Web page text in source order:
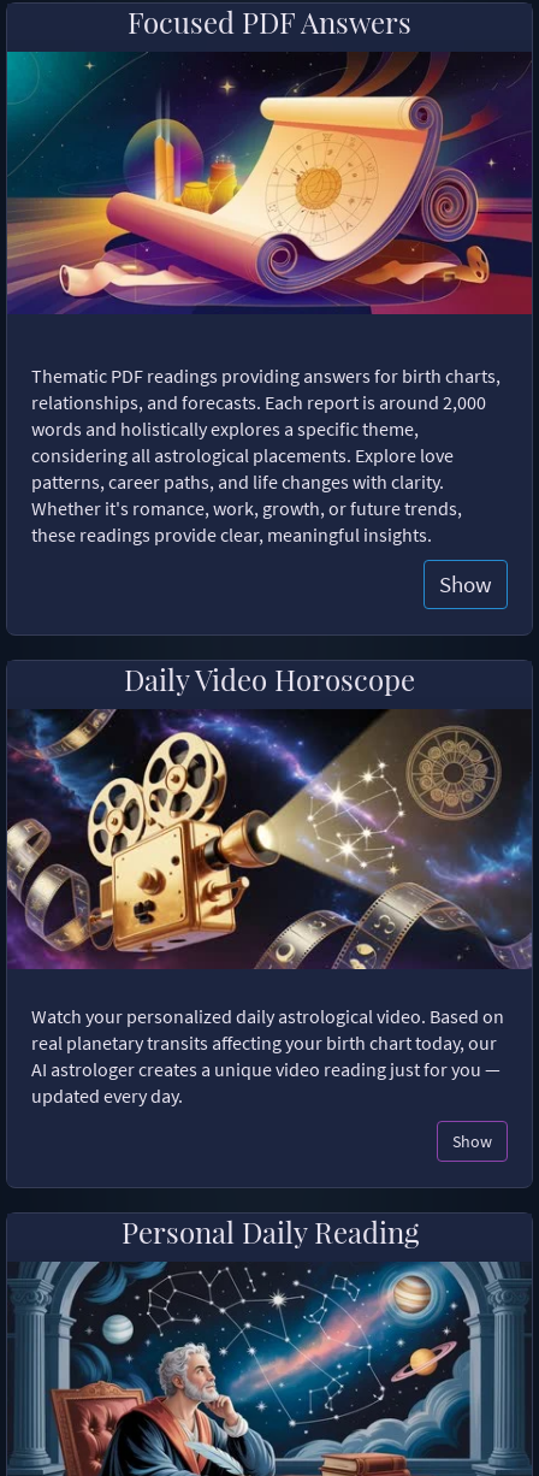
Focused PDF Answers
Thematic PDF readings providing answers for birth charts,
relationships, and forecasts. Each report is around 2,000
words and holistically explores a specific theme,
considering all astrological placements. Explore love
patterns, career paths, and life changes with clarity.
Whether it's romance, work, growth, or future trends,
these readings provide clear, meaningful insights.
Show
Daily Video Horoscope
Watch your personalized daily astrological video. Based on
real planetary transits affecting your birth chart today, our
AI astrologer creates a unique video reading just for you —
updated every day.
Show
Personal Daily Reading